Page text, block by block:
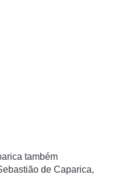
também
de Caparica,